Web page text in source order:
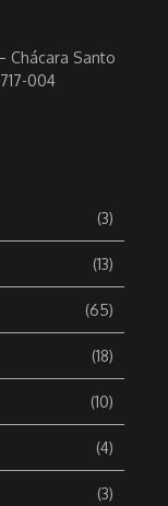
Chácara Santo
004
(3)
(13)
(65)
(18)
(10)
(4)
(3)